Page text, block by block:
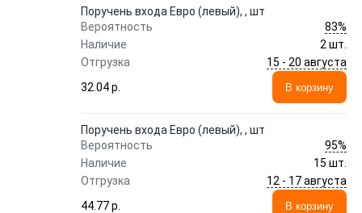
Поручень входа Евро (левый), , шт
Вероятность
83%
Наличие
2 шт.
Отгрузка
15 - 20 августа
32.04 p.
В корзину
Поручень входа Евро (левый), , шт
Вероятность
95%
Наличие
15 шт.
Отгрузка
12 - 17 августа
44.77 p.
В корзину